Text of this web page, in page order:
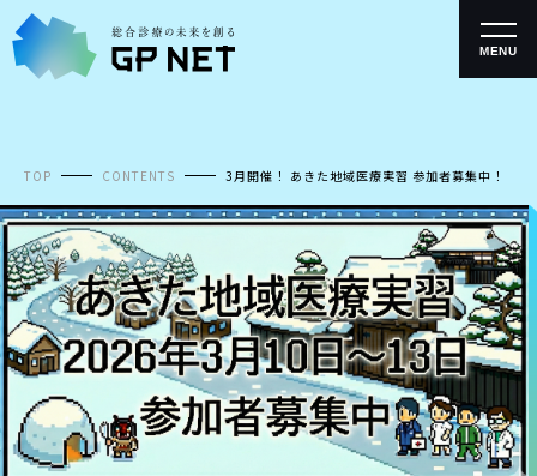
ン
テ
プ
MENU
TOP CONTENTS 3月開催！ あきた地域医療実習 参加者募集中！